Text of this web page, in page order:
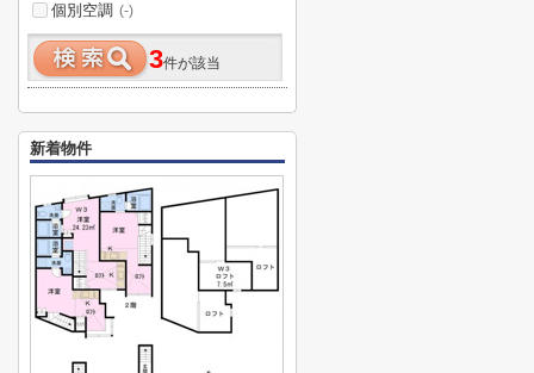
個別空調 (-)
3件が該当
新着物件